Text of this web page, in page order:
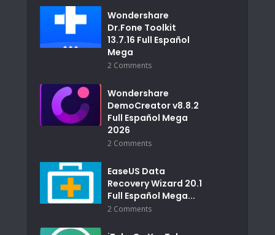
Wondershare
Dr.Fone Toolkit
13.7.16 Full Español
Mega
2 Comments
Wondershare
DemoCreator v8.8.2
Full Español Mega
2026
2 Comments
EaseUS Data
Recovery Wizard 20.1
Full Español Mega...
2 Comments